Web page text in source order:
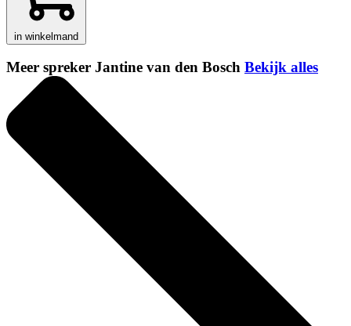
in winkelmand
Meer spreker Jantine van den Bosch Bekijk alles